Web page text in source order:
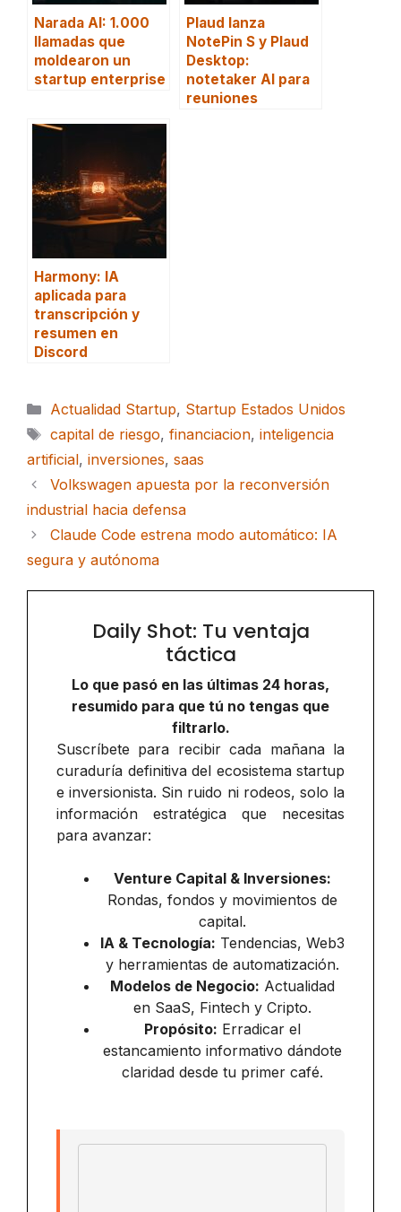
Narada AI: 1.000
llamadas que
moldearon un
startup enterprise
Plaud lanza
NotePin S y Plaud
Desktop:
notetaker AI para
reuniones
Harmony: IA
aplicada para
transcripción y
resumen en
Discord
Categorías
Actualidad Startup, Startup Estados Unidos
Etiquetas
capital de riesgo, financiacion, inteligencia
artificial, inversiones, saas
Volkswagen apuesta por la reconversión
industrial hacia defensa
Claude Code estrena modo automático: IA
segura y autónoma
Daily Shot: Tu ventaja
táctica
Lo que pasó en las últimas 24 horas,
resumido para que tú no tengas que
filtrarlo.
Suscríbete para recibir cada mañana la
curaduría definitiva del ecosistema startup
e inversionista. Sin ruido ni rodeos, solo la
información estratégica que necesitas
para avanzar:
Venture Capital & Inversiones:
Rondas, fondos y movimientos de
capital.
IA & Tecnología: Tendencias, Web3
y herramientas de automatización.
Modelos de Negocio: Actualidad
en SaaS, Fintech y Cripto.
Propósito: Erradicar el
estancamiento informativo dándote
claridad desde tu primer café.